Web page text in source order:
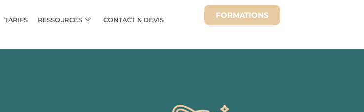
TARIFS RESSOURCES CONTACT & DEVIS FORMATIONS